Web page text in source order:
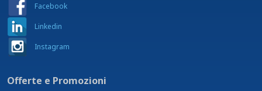
Facebook
Linkedin
Instagram
Offerte e Promozioni